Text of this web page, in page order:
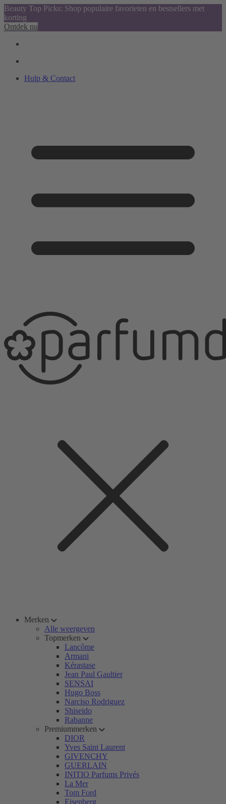
Beauty Top Picks: Shop populaire favorieten en bestsellers met
korting
Ontdek nu
Hulp & Contact
Merken
Alle weergeven
Topmerken
Lancôme
Armani
Kérastase
Jean Paul Gaultier
SENSAI
Hugo Boss
Narciso Rodriguez
Shiseido
Rabanne
Premiummerken
DIOR
Yves Saint Laurent
GIVENCHY
GUERLAIN
INITIO Parfums Privés
La Mer
Tom Ford
Eisenberg